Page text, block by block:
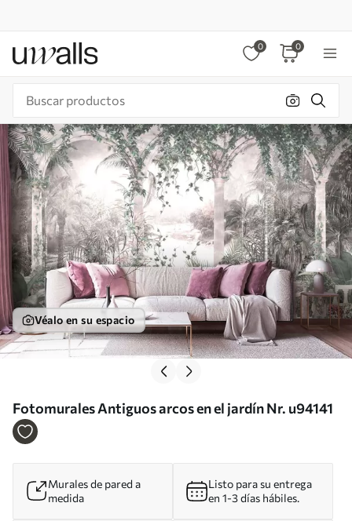
0 0
Véalo en su espacio
Fotomurales Antiguos arcos en el jardín Nr. u94141
Murales de pared a
medida
Listo para su entrega
en 1-3 días hábiles.